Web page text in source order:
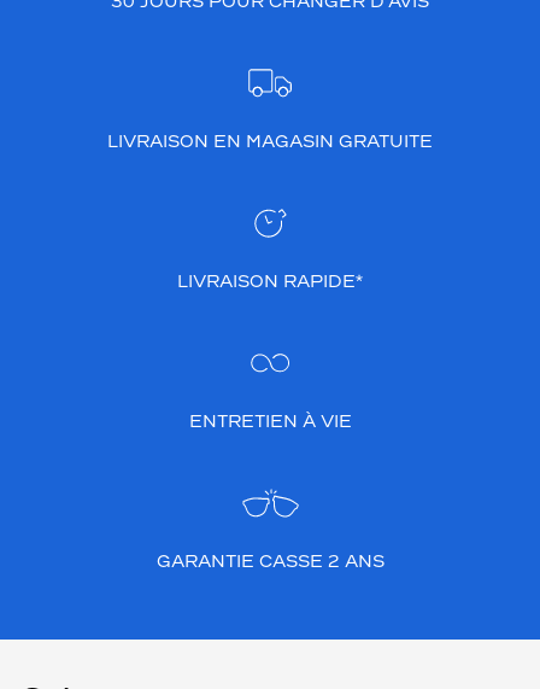
LIVRAISON EN MAGASIN GRATUITE
LIVRAISON RAPIDE*
ENTRETIEN À VIE
GARANTIE CASSE 2 ANS